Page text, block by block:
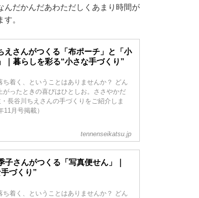
んだかんだあわただしくあまり時間が
。
えさんがつくる「布ポーチ」と「小
｜暮らしを彩る“小さな手づくり”
着く、ということはありませんか？ どん
がったときの喜びはひとしお。ささやかだ
長谷川ちえさんの手づくりをご紹介しま
月号掲載）
tennenseikatsu.jp
子さんがつくる「写真便せん」｜
づくり”
着く、ということはありませんか？ どん